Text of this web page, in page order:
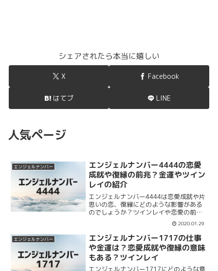
シェアされたら本当に嬉しい
X Facebook
はてブ LINE
人気ページ
エンジェルナンバー
エンジェルナンバー4444の恋愛
成就や復縁の前兆？金運やツイン
レイの紹介
エンジェルナンバー4444は恋愛成就や片
思いの恋、復縁にどのような影響がある
のでしょうか？ツインレイや恋愛の前兆
についてまとめます。エンジェルナンバ
ー4444は恋愛に関して安定の意味があり
ます。復縁や片思いに意味があるのでし
ょうか。まとめて紹介していきます。
2020.01.29
エンジェルナンバー
エンジェルナンバー1717の仕事
や金運は？恋愛成就や復縁の意味
もある？ツインレイ
エンジェルナンバー1717にどのような意